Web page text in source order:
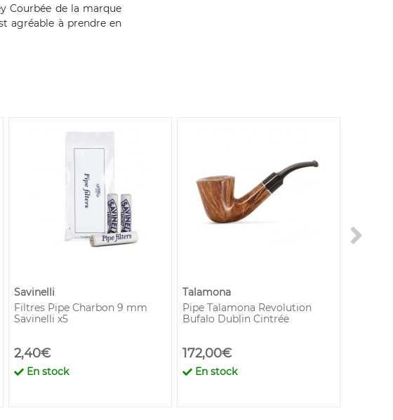
Courbée de la marque
agréable à prendre en
Savinelli
Filtres Pipe Charbon 9 mm
Savinelli x5
2,40€
En stock
Talamona
Pipe Talamona Revolution
Bufalo Dublin Cintrée
172,00€
En stock